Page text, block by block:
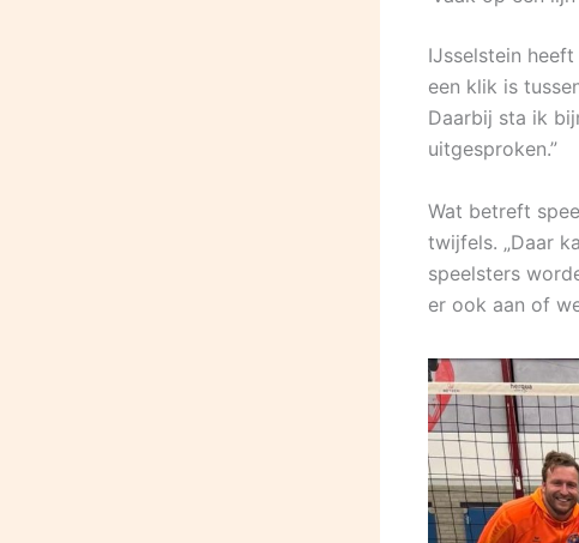
IJsselstein
een klik is
Daarbij sta ik
uitgesproken.”
Wat betreft
twijfels. „Daar
speelsters
er ook aan of